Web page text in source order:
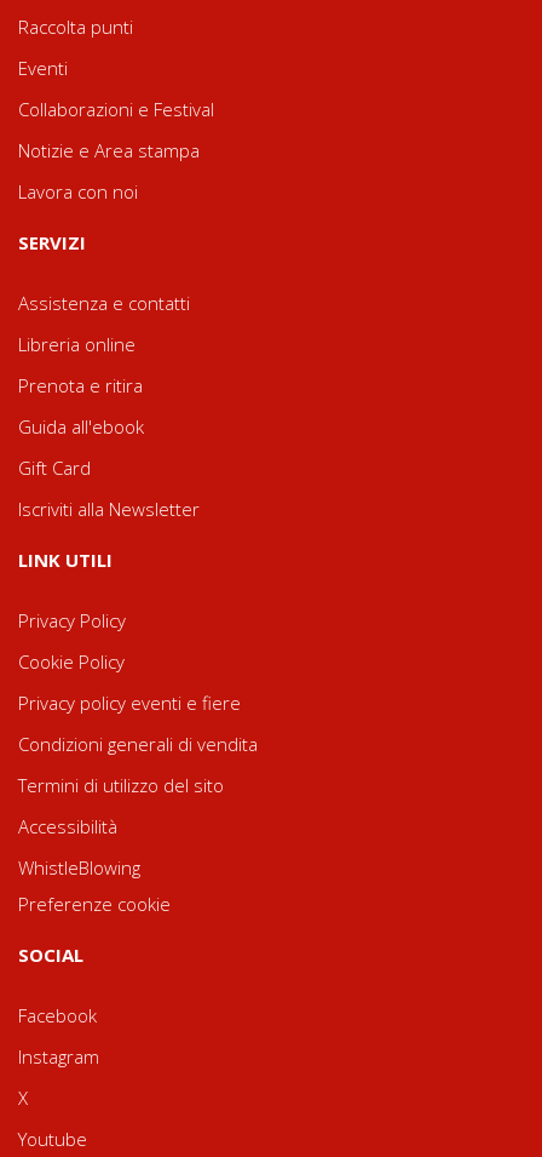
Raccolta punti
Eventi
Collaborazioni e Festival
Notizie e Area stampa
Lavora con noi
SERVIZI
Assistenza e contatti
Libreria online
Prenota e ritira
Guida all'ebook
Gift Card
Iscriviti alla Newsletter
LINK UTILI
Privacy Policy
Cookie Policy
Privacy policy eventi e fiere
Condizioni generali di vendita
Termini di utilizzo del sito
Accessibilità
WhistleBlowing
Preferenze cookie
SOCIAL
Facebook
Instagram
X
Youtube